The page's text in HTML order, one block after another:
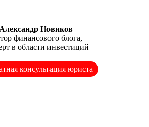
Александр Новиков
финансового блога,
в области инвестиций
консультация юриста